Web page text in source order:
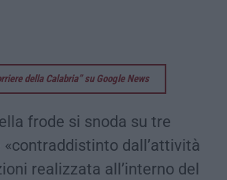
della Calabria” su Google News
frode si snoda su tre
dall’attività
realizzata all’interno del